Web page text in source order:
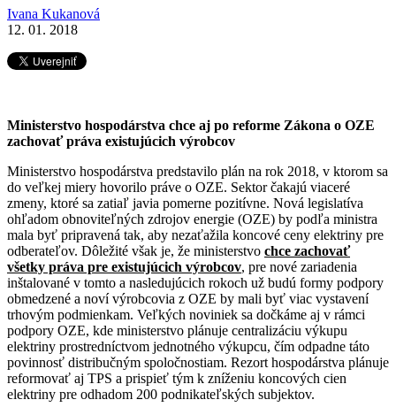
Ivana Kukanová
12. 01. 2018
Ministerstvo hospodárstva chce aj po reforme Zákona o OZE
zachovať práva existujúcich výrobcov
Ministerstvo hospodárstva predstavilo plán na rok 2018, v ktorom sa
do veľkej miery hovorilo práve o OZE. Sektor čakajú viaceré
zmeny, ktoré sa zatiaľ javia pomerne​ pozitívne. Nová legislatíva
ohľadom obnoviteľných zdrojov energie (OZE) by podľa ministra
mala byť pripravená tak, aby nezaťažila koncové ceny elektriny pre
odberateľov. Dôležité však je, že ministerstvo chce zachovať
všetky práva pre existujúcich výrobcov, pre nové zariadenia
inštalované v tomto a nasledujúcich rokoch už budú formy podpory
obmedzené a noví výrobcovia z OZE by mali byť viac vystavení
trhovým podmienkam. Veľkých noviniek sa dočkáme aj v rámci
podpory OZE, kde ministerstvo plánuje centralizáciu výkupu
elektriny prostredníctvom jednotného výkupcu, čím odpadne táto
povinnosť distribučným spoločnostiam. Rezort hospodárstva plánuje
reformovať aj TPS a prispieť tým k zníženiu koncových cien
elektriny pre odhadom 200 podnikateľských subjektov.